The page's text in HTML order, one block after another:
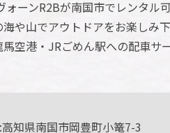
ォーンR2Bが南国市でレンタル可
や山でアウトドアをお楽しみ下
空港・JRごめん駅への配車サ
知県南国市岡豊町小篭7-3